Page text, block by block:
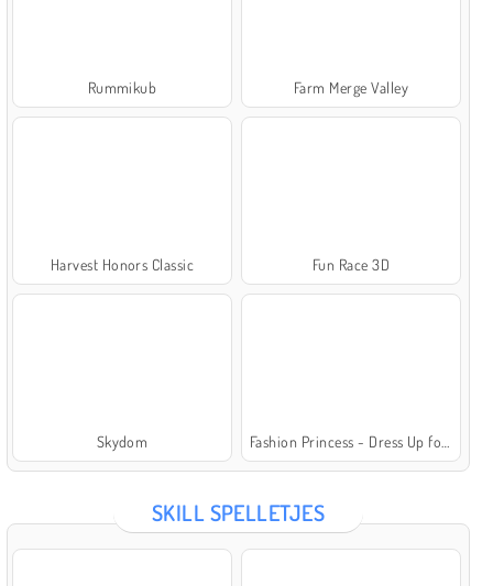
Rummikub Farm Merge Valley
Harvest Honors Classic Fun Race 3D
Skydom Fashion Princess - Dress Up for Girls
SKILL SPELLETJES